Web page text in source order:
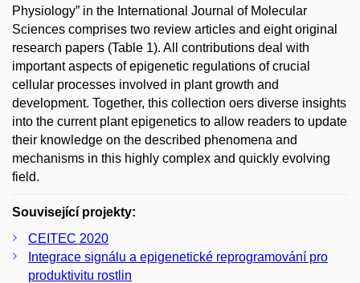
Physiology” in the International Journal of Molecular
Sciences comprises two review articles and eight original
research papers (Table 1). All contributions deal with
important aspects of epigenetic regulations of crucial
cellular processes involved in plant growth and
development. Together, this collection oers diverse insights
into the current plant epigenetics to allow readers to update
their knowledge on the described phenomena and
mechanisms in this highly complex and quickly evolving
field.
Související projekty:
CEITEC 2020
Integrace signálu a epigenetické reprogramování pro
produktivitu rostlin